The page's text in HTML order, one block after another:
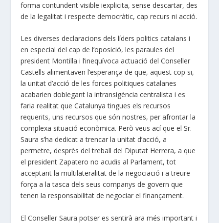
forma contundent visible iexplicita, sense descartar, des
de la legalitat i respecte democràtic, cap recurs ni acció.
Les diverses declaracions dels líders politics catalans i
en especial del cap de l’oposició, les paraules del
president Montilla i l’inequívoca actuació del Conseller
Castells alimentaven l’esperança de que, aquest cop si,
la unitat d’acció de les forces politiques catalanes
acabarien doblegant la intransigència centralista i es
faria realitat que Catalunya tingues els recursos
requerits, uns recursos que són nostres, per afrontar la
complexa situació econòmica. Però veus ací que el Sr.
Saura s’ha dedicat a trencar la unitat d’acció, a
permetre, desprès del treball del Diputat Herrera, a que
el president Zapatero no acudis al Parlament, tot
acceptant la multilateralitat de la negociació i a treure
força a la tasca dels seus companys de govern que
tenen la responsabilitat de negociar el finançament.
El Conseller Saura potser es sentirà ara més important i